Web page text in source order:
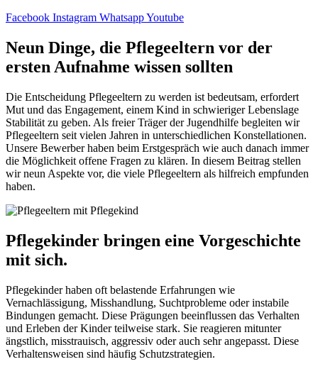
Facebook Instagram WhatsappYoutube
Neun Dinge, die Pflegeeltern vor der
ersten Aufnahme wissen sollten
Die Entscheidung Pflegeeltern zu werden ist bedeutsam, erfordert
Mut und das Engagement, einem Kind in schwieriger Lebenslage
Stabilität zu geben. Als freier Träger der Jugendhilfe begleiten wir
Pflegeeltern seit vielen Jahren in unterschiedlichen Konstellationen.
Unsere Bewerber haben beim Erstgespräch wie auch danach immer
die Möglichkeit offene Fragen zu klären. In diesem Beitrag stellen
wir neun Aspekte vor, die viele Pflegeeltern als hilfreich empfunden
haben.
Pflegekinder bringen eine Vorgeschichte
mit sich.
Pflegekinder haben oft belastende Erfahrungen wie
Vernachlässigung, Misshandlung, Suchtprobleme oder instabile
Bindungen gemacht. Diese Prägungen beeinflussen das Verhalten
und Erleben der Kinder teilweise stark. Sie reagieren mitunter
ängstlich, misstrauisch, aggressiv oder auch sehr angepasst. Diese
Verhaltensweisen sind häufig Schutzstrategien.